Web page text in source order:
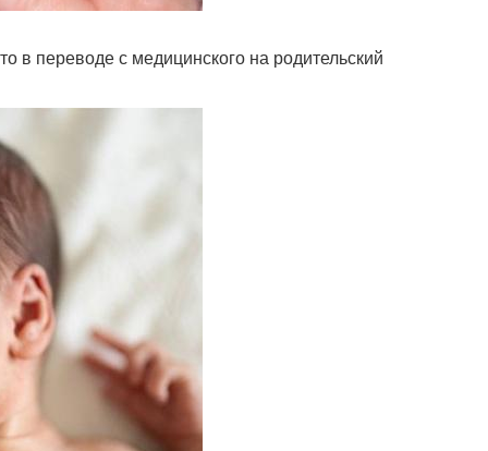
в переводе с медицинского на родительский